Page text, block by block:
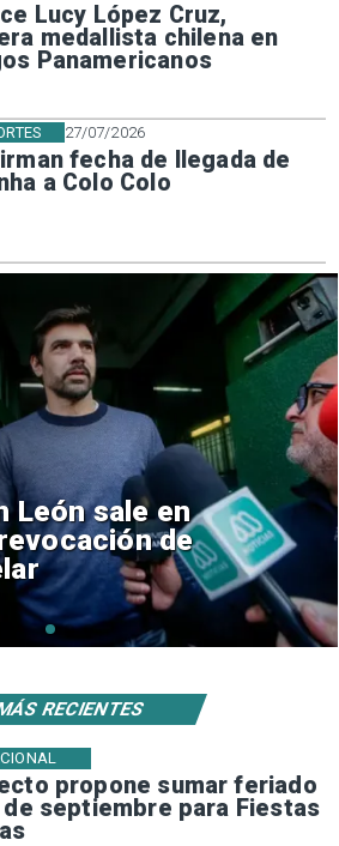
Lucy López Cruz,
medallista chilena en
Panamericanos
27/07/2026
fecha de llegada de
a Colo Colo
formalizan
propone sumar feriado
de septiembre para Fiestas
RECIENTES